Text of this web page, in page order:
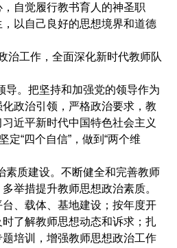
自觉履行教书育人的神圣职
以自己良好的思想境界和道德
治工作，全面深化新时代教师队
导。把坚持和加强党的领导作为
政治引领，严格政治要求，教
近平新时代中国特色社会主义
定“四个自信”，做到“两个维
素质建设。不断健全和完善教师
举措提升教师思想政治素质。
、载体、基地建设；按年度开
了解教师思想动态和诉求；扎
培训，增强教师思想政治工作